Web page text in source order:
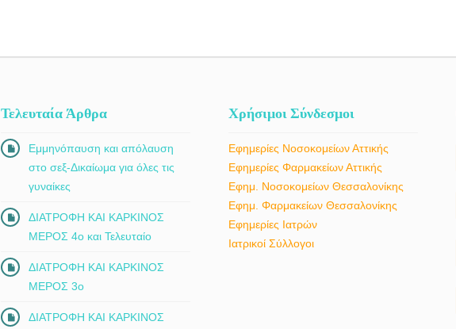
Τελευταία Άρθρα
Εμμηνόπαυση και απόλαυση
στο σεξ-Δικαίωμα για όλες τις
γυναίκες
ΔΙΑΤΡΟΦΗ ΚΑΙ ΚΑΡΚΙΝΟΣ
ΜΕΡΟΣ 4ο και Τελευταίο
ΔΙΑΤΡΟΦΗ ΚΑΙ ΚΑΡΚΙΝΟΣ
ΜΕΡΟΣ 3ο
ΔΙΑΤΡΟΦΗ ΚΑΙ ΚΑΡΚΙΝΟΣ
Χρήσιμοι Σύνδεσμοι
Εφημερίες Νοσοκομείων Αττικής
Εφημερίες Φαρμακείων Αττικής
Εφημ. Νοσοκομείων Θεσσαλονίκης
Εφημ. Φαρμακείων Θεσσαλονίκης
Εφημερίες Ιατρών
Ιατρικοί Σύλλογοι